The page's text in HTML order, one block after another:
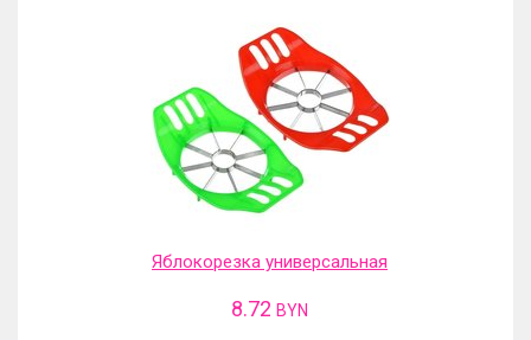
Яблокорезка универсальная
8.72 BYN